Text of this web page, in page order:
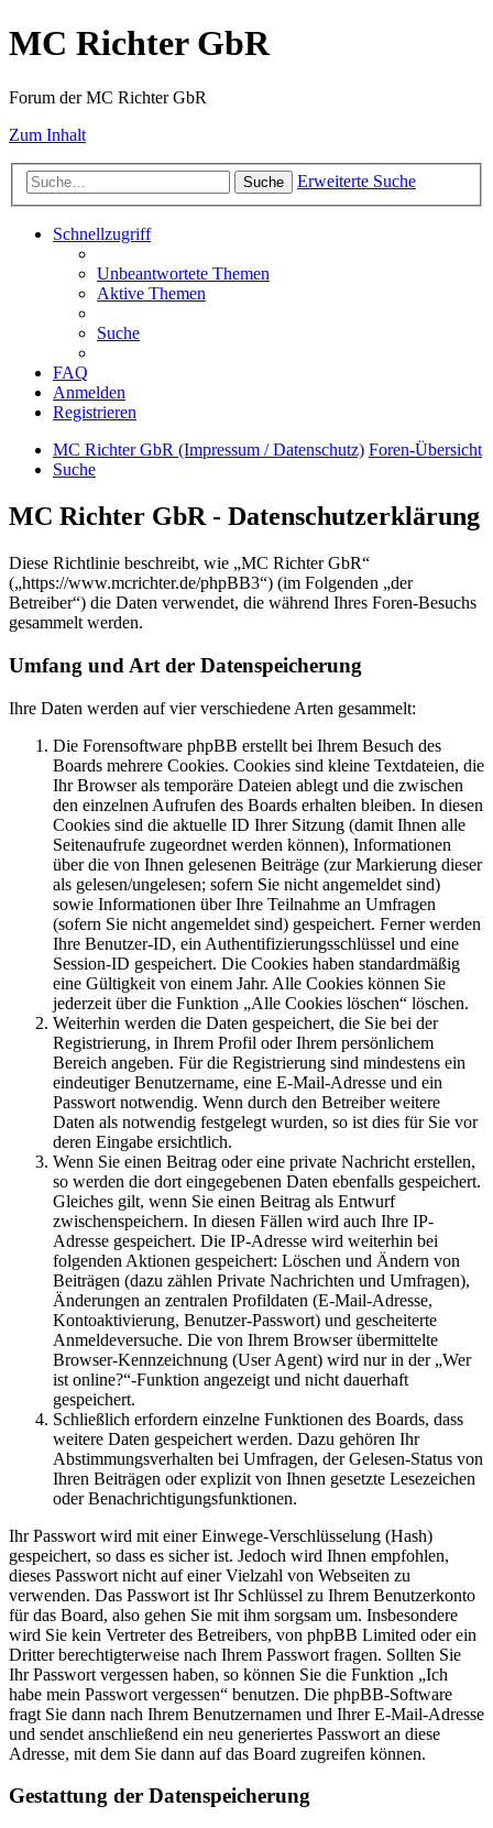
MC Richter GbR
Forum der MC Richter GbR
Zum Inhalt
Suche Erweiterte Suche
Schnellzugriff
Unbeantwortete Themen
Aktive Themen
Suche
FAQ
Anmelden
Registrieren
MC Richter GbR (Impressum / Datenschutz) Foren-Übersicht
Suche
MC Richter GbR - Datenschutzerklärung
Diese Richtlinie beschreibt, wie „MC Richter GbR“
(„https://www.mcrichter.de/phpBB3“) (im Folgenden „der
Betreiber“) die Daten verwendet, die während Ihres Foren-Besuchs
gesammelt werden.
Umfang und Art der Datenspeicherung
Ihre Daten werden auf vier verschiedene Arten gesammelt:
Die Forensoftware phpBB erstellt bei Ihrem Besuch des
Boards mehrere Cookies. Cookies sind kleine Textdateien, die
Ihr Browser als temporäre Dateien ablegt und die zwischen
den einzelnen Aufrufen des Boards erhalten bleiben. In diesen
Cookies sind die aktuelle ID Ihrer Sitzung (damit Ihnen alle
Seitenaufrufe zugeordnet werden können), Informationen
über die von Ihnen gelesenen Beiträge (zur Markierung dieser
als gelesen/ungelesen; sofern Sie nicht angemeldet sind)
sowie Informationen über Ihre Teilnahme an Umfragen
(sofern Sie nicht angemeldet sind) gespeichert. Ferner werden
Ihre Benutzer-ID, ein Authentifizierungsschlüssel und eine
Session-ID gespeichert. Die Cookies haben standardmäßig
eine Gültigkeit von einem Jahr. Alle Cookies können Sie
jederzeit über die Funktion „Alle Cookies löschen“ löschen.
Weiterhin werden die Daten gespeichert, die Sie bei der
Registrierung, in Ihrem Profil oder Ihrem persönlichem
Bereich angeben. Für die Registrierung sind mindestens ein
eindeutiger Benutzername, eine E-Mail-Adresse und ein
Passwort notwendig. Wenn durch den Betreiber weitere
Daten als notwendig festgelegt wurden, so ist dies für Sie vor
deren Eingabe ersichtlich.
Wenn Sie einen Beitrag oder eine private Nachricht erstellen,
so werden die dort eingegebenen Daten ebenfalls gespeichert.
Gleiches gilt, wenn Sie einen Beitrag als Entwurf
zwischenspeichern. In diesen Fällen wird auch Ihre IP-
Adresse gespeichert. Die IP-Adresse wird weiterhin bei
folgenden Aktionen gespeichert: Löschen und Ändern von
Beiträgen (dazu zählen Private Nachrichten und Umfragen),
Änderungen an zentralen Profildaten (E-Mail-Adresse,
Kontoaktivierung, Benutzer-Passwort) und gescheiterte
Anmeldeversuche. Die von Ihrem Browser übermittelte
Browser-Kennzeichnung (User Agent) wird nur in der „Wer
ist online?“-Funktion angezeigt und nicht dauerhaft
gespeichert.
Schließlich erfordern einzelne Funktionen des Boards, dass
weitere Daten gespeichert werden. Dazu gehören Ihr
Abstimmungsverhalten bei Umfragen, der Gelesen-Status von
Ihren Beiträgen oder explizit von Ihnen gesetzte Lesezeichen
oder Benachrichtigungsfunktionen.
Ihr Passwort wird mit einer Einwege-Verschlüsselung (Hash)
gespeichert, so dass es sicher ist. Jedoch wird Ihnen empfohlen,
dieses Passwort nicht auf einer Vielzahl von Webseiten zu
verwenden. Das Passwort ist Ihr Schlüssel zu Ihrem Benutzerkonto
für das Board, also gehen Sie mit ihm sorgsam um. Insbesondere
wird Sie kein Vertreter des Betreibers, von phpBB Limited oder ein
Dritter berechtigterweise nach Ihrem Passwort fragen. Sollten Sie
Ihr Passwort vergessen haben, so können Sie die Funktion „Ich
habe mein Passwort vergessen“ benutzen. Die phpBB-Software
fragt Sie dann nach Ihrem Benutzernamen und Ihrer E-Mail-Adresse
und sendet anschließend ein neu generiertes Passwort an diese
Adresse, mit dem Sie dann auf das Board zugreifen können.
Gestattung der Datenspeicherung